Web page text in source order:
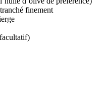
finement